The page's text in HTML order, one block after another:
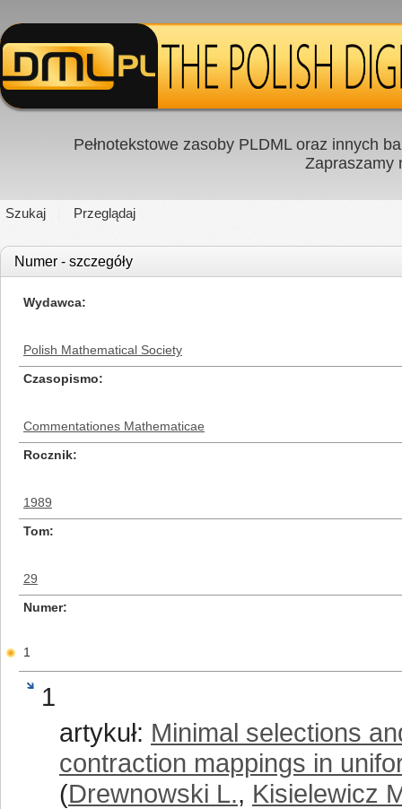
Pełnotekstowe zasoby PLDML oraz innych
Zapraszamy
Szukaj Przeglądaj
Numer - szczegóły
Wydawca
Polish Mathematical Society
Czasopismo
Commentationes Mathematicae
Rocznik
1989
Tom
29
Numer
1
1
artykuł: Minimal selections
contraction mappings in
(Drewnowski L., Kisielewicz